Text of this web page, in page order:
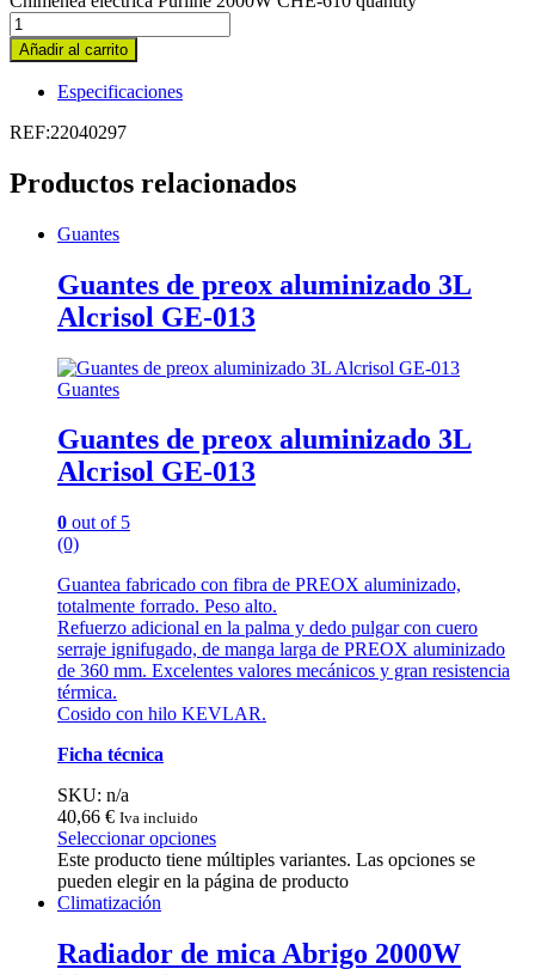
Añadir al carrito
Especificaciones
REF:22040297
Productos relacionados
Guantes
Guantes de preox aluminizado 3L
Alcrisol GE-013
Guantes
Guantes de preox aluminizado 3L
Alcrisol GE-013
0 out of 5
(0)
Guantea fabricado con fibra de PREOX aluminizado,
totalmente forrado. Peso alto.
Refuerzo adicional en la palma y dedo pulgar con cuero
serraje ignifugado, de manga larga de PREOX aluminizado
de 360 mm. Excelentes valores mecánicos y gran resistencia
térmica.
Cosido con hilo KEVLAR.
Ficha técnica
SKU: n/a
40,66 € Iva incluido
Seleccionar opciones
Este producto tiene múltiples variantes. Las opciones se
pueden elegir en la página de producto
Climatización
Radiador de mica Abrigo 2000W